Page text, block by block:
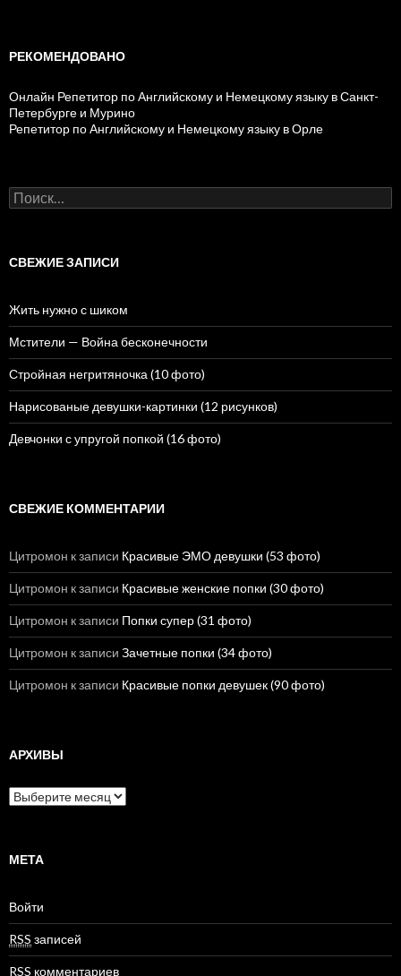
РЕКОМЕНДОВАНО
Онлайн Репетитор по Английскому и Немецкому языку в Санкт-
Петербурге и Мурино
Репетитор по Английскому и Немецкому языку в Орле
Н
а
и
СВЕЖИЕ ЗАПИСИ
Жить нужно с шиком
Мстители — Война бесконечности
Стройная негритяночка (10 фото)
Нарисованые девушки-картинки (12 рисунков)
Девчонки с упругой попкой (16 фото)
СВЕЖИЕ КОММЕНТАРИИ
Цитромон к записи Красивые ЭМО девушки (53 фото)
Цитромон к записи Красивые женские попки (30 фото)
Цитромон к записи Попки супер (31 фото)
Цитромон к записи Зачетные попки (34 фото)
Цитромон к записи Красивые попки девушек (90 фото)
АРХИВЫ
А
в
МЕТА
Войти
RSS записей
RSS комментариев